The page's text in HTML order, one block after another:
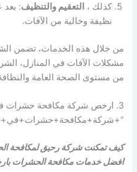
كذلك ، التعقيم والتنظيف: بعد
نظيفة وخالية من الآفات.
من خلال هذه الخدمات، تضمن
مشكلات الآفات في المنازل،
من مستوى الصحة العامة
3. ارخص شركة مكافحة حشرات
كيف تمكنت شركة رحيق لمكافحة
افضل خدمات مكافحة الحشرات